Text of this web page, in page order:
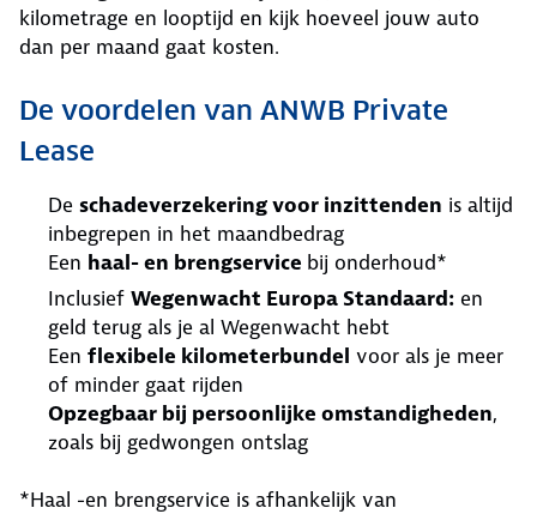
kilometrage en looptijd en kijk hoeveel jouw auto
dan per maand gaat kosten.
De voordelen van ANWB Private
Lease
De schadeverzekering voor inzittenden is altijd
inbegrepen in het maandbedrag
Een haal- en brengservice bij onderhoud*
Inclusief Wegenwacht Europa Standaard: en
geld terug als je al Wegenwacht hebt
Een flexibele kilometerbundel voor als je meer
of minder gaat rijden
Opzegbaar bij persoonlijke omstandigheden,
zoals bij gedwongen ontslag
*Haal -en brengservice is afhankelijk van